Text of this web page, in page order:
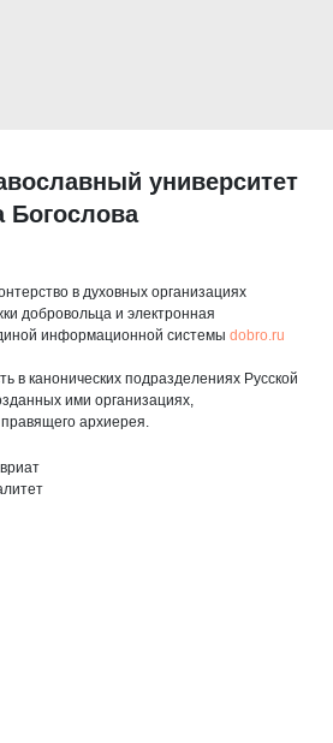
университет
Богослова
в духовных организациях
добровольца и электронная
информационной системы dobro.ru
в канонических подразделениях Русской
ими организациях,
архиерея.